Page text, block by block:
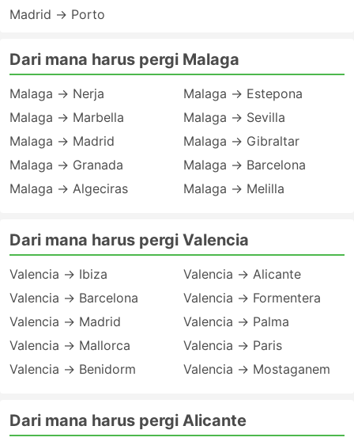
Madrid → Porto
Dari mana harus pergi Malaga
Malaga → Nerja
Malaga → Marbella
Malaga → Madrid
Malaga → Granada
Malaga → Algeciras
Malaga → Estepona
Malaga → Sevilla
Malaga → Gibraltar
Malaga → Barcelona
Malaga → Melilla
Dari mana harus pergi Valencia
Valencia → Ibiza
Valencia → Barcelona
Valencia → Madrid
Valencia → Mallorca
Valencia → Benidorm
Valencia → Alicante
Valencia → Formentera
Valencia → Palma
Valencia → Paris
Valencia → Mostaganem
Dari mana harus pergi Alicante